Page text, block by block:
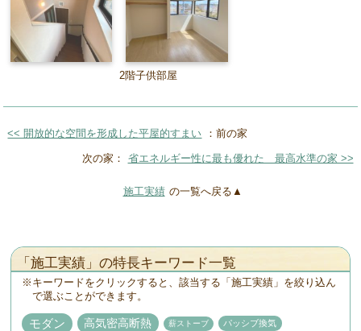
2階子供部屋
<< 開放的な空間を形成した平屋的すまい ：前の家
次の家： 省エネルギー性に最も優れた 最高水準の家 >>
施工実績 の一覧へ戻る▲
「施工実績」の特長キーワード一覧
キーワードをクリックすると、該当する「施工実績」を絞り込ん
で選ぶことができます。
モダン 高気密高断熱 薪ストーブ パッシブ換気